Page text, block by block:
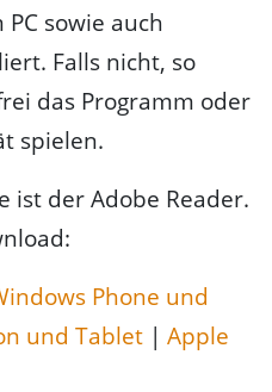
sowie auch
Falls nicht, so
das Programm oder
spielen.
ist der Adobe Reader.
Phone und
und Tablet | Apple